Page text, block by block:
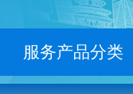
服务产品分类